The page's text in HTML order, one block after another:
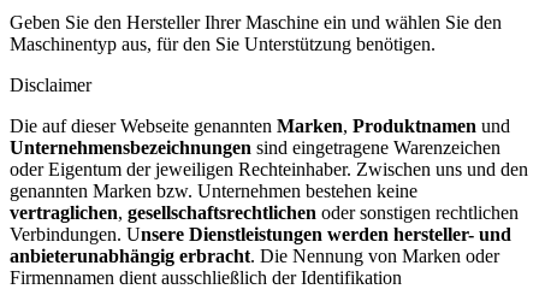
Geben Sie den Hersteller Ihrer Maschine ein und wählen Sie den
Maschinentyp aus, für den Sie Unterstützung benötigen.
Disclaimer
Die auf dieser Webseite genannten Marken, Produktnamen und
Unternehmensbezeichnungen sind eingetragene Warenzeichen
oder Eigentum der jeweiligen Rechteinhaber. Zwischen uns und den
genannten Marken bzw. Unternehmen bestehen keine
vertraglichen, gesellschaftsrechtlichen oder sonstigen rechtlichen
Verbindungen. Unsere Dienstleistungen werden hersteller- und
anbieterunabhängig erbracht. Die Nennung von Marken oder
Firmennamen dient ausschließlich der Identifikation